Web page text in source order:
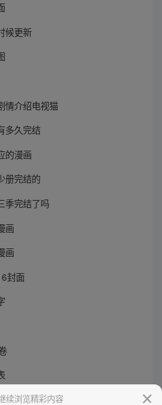
候更新
情介绍电视猫
多久完结
的漫画
册完结的
季完结了吗
画
画
封面
续浏览精彩内容